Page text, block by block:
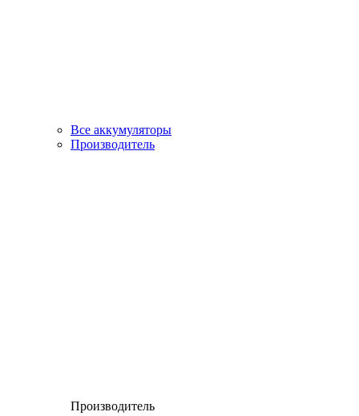
Все аккумуляторы
Производитель
Производитель